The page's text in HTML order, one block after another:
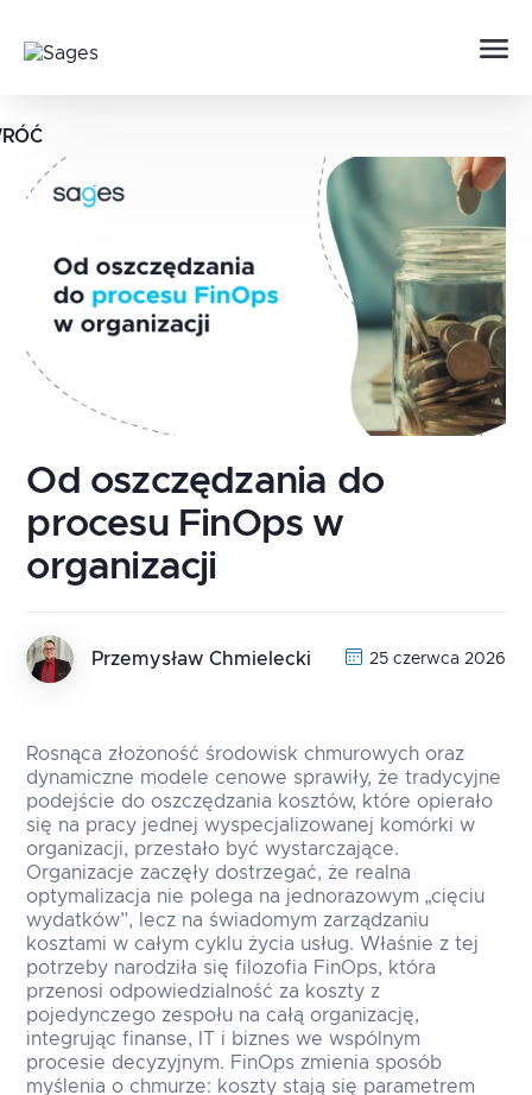
Od oszczędzania do
procesu FinOps w
organizacji
Przemysław Chmielecki 25 czerwca 2026
Rosnąca złożoność środowisk chmurowych oraz
dynamiczne modele cenowe sprawiły, że tradycyjne
podejście do oszczędzania kosztów, które opierało
się na pracy jednej wyspecjalizowanej komórki w
organizacji, przestało być wystarczające.
Organizacje zaczęły dostrzegać, że realna
optymalizacja nie polega na jednorazowym „cięciu
wydatków”, lecz na świadomym zarządzaniu
kosztami w całym cyklu życia usług. Właśnie z tej
potrzeby narodziła się filozofia FinOps, która
przenosi odpowiedzialność za koszty z
pojedynczego zespołu na całą organizację,
integrując finanse, IT i biznes we wspólnym
procesie decyzyjnym. FinOps zmienia sposób
myślenia o chmurze: koszty stają się parametrem